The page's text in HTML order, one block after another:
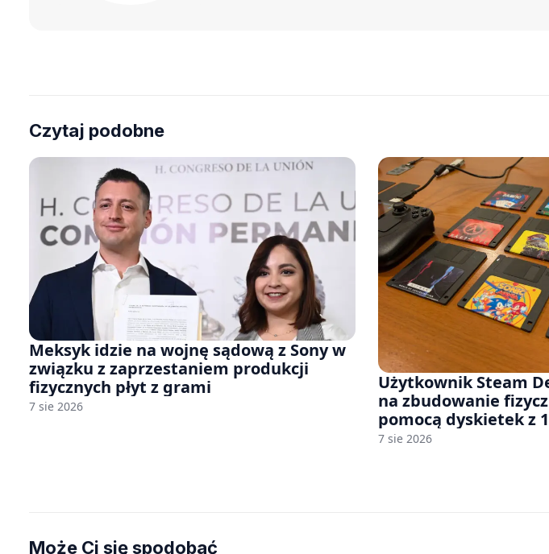
Czytaj podobne
Meksyk idzie na wojnę sądową z Sony w
związku z zaprzestaniem produkcji
fizycznych płyt z grami
7 sie 2026
Użytkownik Steam
na zbudowanie
pomocą dyskietek z
7 sie 2026
Może Ci się spodobać